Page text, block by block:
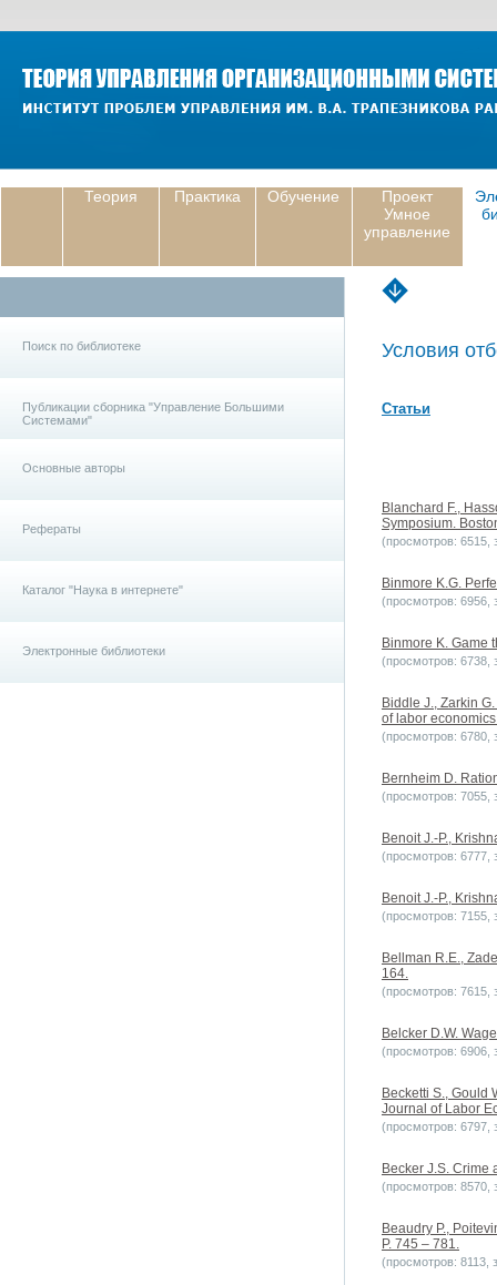
Теория Практика Обучение
Проект
Умное
управление
Поиск по библиотеке
Публикации сборника "Управление Большими
Системами"
Основные авторы
Рефераты
Каталог "Наука в интернете"
Электронные библиотеки
Условия
Статьи
Blanchard F.,
Symposium.
(просмотров: 6515,
Binmore K.G.
(просмотров: 6956,
Binmore K. Game
(просмотров: 6738,
Biddle J., Zarkin
of labor
(просмотров: 6780,
Bernheim D.
(просмотров: 7055,
Benoit J.-P.,
(просмотров: 6777,
Benoit J.-P.,
(просмотров: 7155,
Bellman R.E.,
164.
(просмотров: 7615,
Belcker D.W.
(просмотров: 6906,
Becketti S., Gould
Journal of Labor
(просмотров: 6797,
Becker J.S.
(просмотров: 8570,
Beaudry P.,
P. 745 – 781.
(просмотров: 8113,